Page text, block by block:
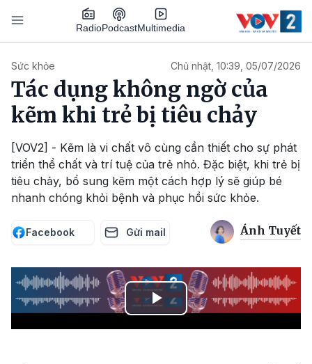
Nhảy đến nội dung
RadioPodcastMultimedia
Sức khỏe Chủ nhật, 10:39, 05/07/2026
Tác dụng không ngờ của
kẽm khi trẻ bị tiêu chảy
[VOV2] - Kẽm là vi chất vô cùng cần thiết cho sự phát
triển thể chất và trí tuệ của trẻ nhỏ. Đặc biệt, khi trẻ bị
tiêu chảy, bổ sung kẽm một cách hợp lý sẽ giúp bé
nhanh chóng khỏi bệnh và phục hồi sức khỏe.
Facebook Gửi mail Ánh Tuyết
Play